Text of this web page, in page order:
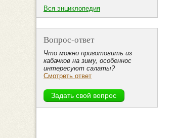
Вся энциклопедия
Вопрос-ответ
Что можно приготовить из
кабачков на зиму, особеннос
интересуют салаты?
Смотреть ответ